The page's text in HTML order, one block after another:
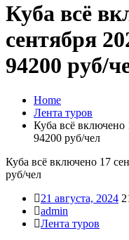
Куба всё
сентября
94200 руб/
Home
Лента туров
Куба всё включено
94200 руб/чел
Куба всё включено 17
руб/чел
21 августа, 2024
admin
Лента туров